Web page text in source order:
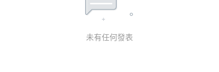
未有任何發表